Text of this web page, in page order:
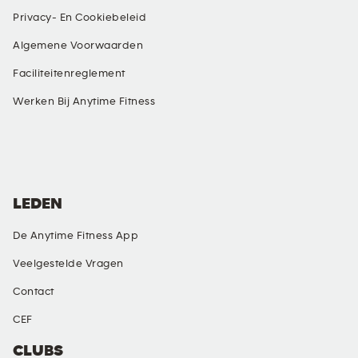
Privacy- En Cookiebeleid
Algemene Voorwaarden
Faciliteitenreglement
Werken Bij Anytime Fitness
CLUBS
LEDEN
De Anytime Fitness App
Veelgestelde Vragen
Contact
CEF